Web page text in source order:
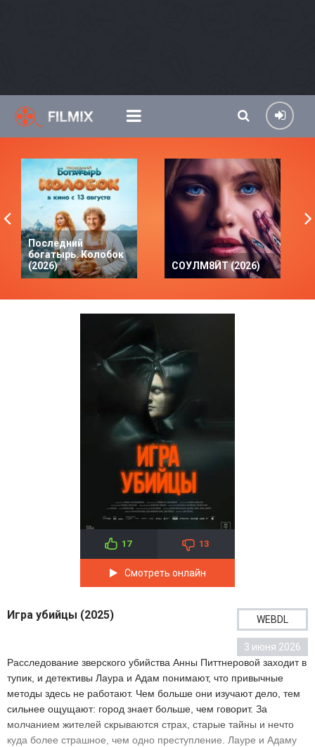
Последний
богатырь. Колобок
(2026)
СОУЛМ8ЙТ (2026)
17 13
Смотреть онлайн
Игра убийцы (2025) WEBDL
3 июня 2026
Расследование зверского убийства Анны Питтнеровой заходит в
тупик, и детективы Лаура и Адам понимают, что привычные
методы здесь не работают. Чем больше они изучают дело, тем
сильнее ощущают: город знает больше, чем говорит. За
молчанием жителей скрываются страх, старые тайны и нечто
куда более страшное, чем одно преступление. Лауре и Адаму